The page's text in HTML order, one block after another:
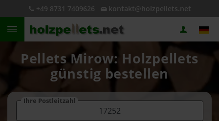
+49 8731 7409626 kontakt@holzpellets.net
Pellets Mirow: Holzpellets
günstig bestellen
Ihre Postleitzahl